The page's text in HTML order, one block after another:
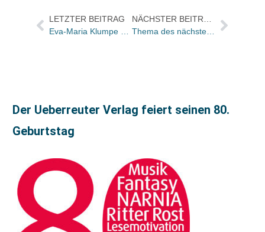
LETZTER BEITRAG
Eva-Maria Klumpe betreut Presse von KNISTER
NÄCHSTER BEITRAG
Thema des nächsten UmbreitCollegs am 27. April: Benchmarking
Der Ueberreuter Verlag feiert seinen 80.
Geburtstag